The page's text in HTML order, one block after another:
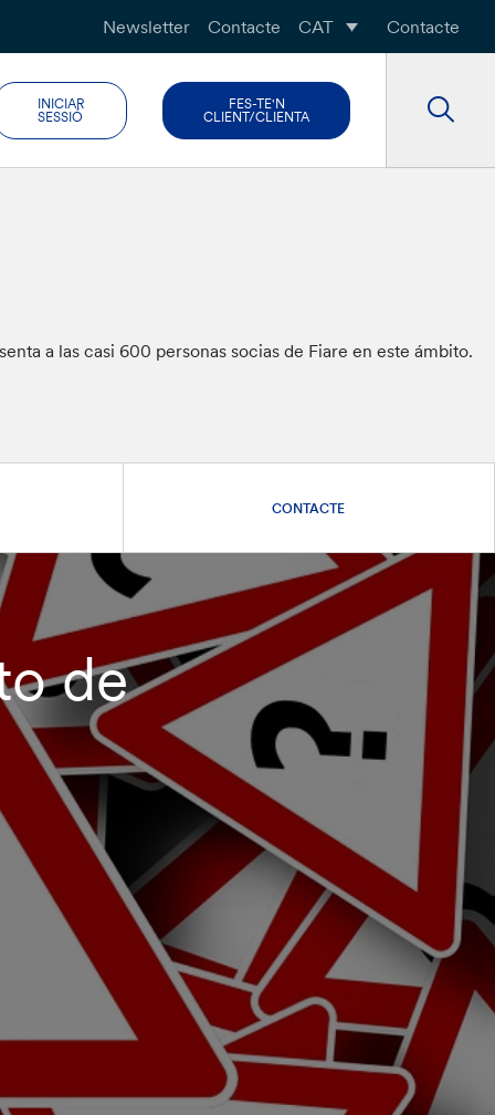
Newsletter Contacte CAT Contacte
INICIAR
SESSIÓ
FES-TE'N
CLIENT/CLIENTA
a las casi 600 personas socias de Fiare en este ámbito.
CONTACTE
de